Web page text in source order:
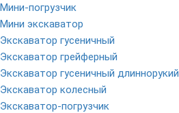
Мини-погрузчик
Мини экскаватор
Экскаватор гусеничный
Экскаватор грейферный
Экскаватор гусеничный длиннорукий
Экскаватор колесный
Экскаватор-погрузчик